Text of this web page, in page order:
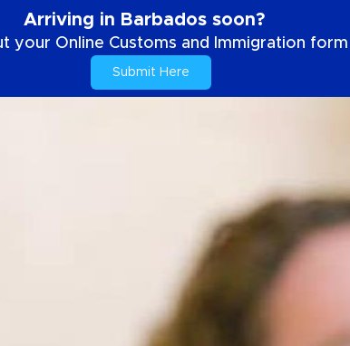
Arriving in Barbados soon?
your Online Customs and Immigration
Submit Here